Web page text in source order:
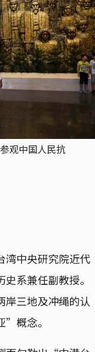
观中国人民抗
湾中央研究院近代
系兼任副教授。
岸三地及冲绳的认
”概念。